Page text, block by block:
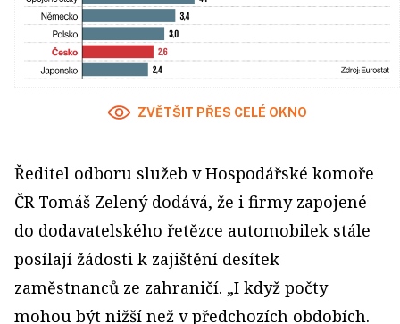
ZVĚTŠIT PŘES CELÉ OKNO
Ředitel odboru služeb v Hospodářské komoře
ČR Tomáš Zelený dodává, že i firmy zapojené
do dodavatelského řetězce automobilek stále
posílají žádosti k zajištění desítek
zaměstnanců ze zahraničí. „I když počty
mohou být nižší než v předchozích obdobích.